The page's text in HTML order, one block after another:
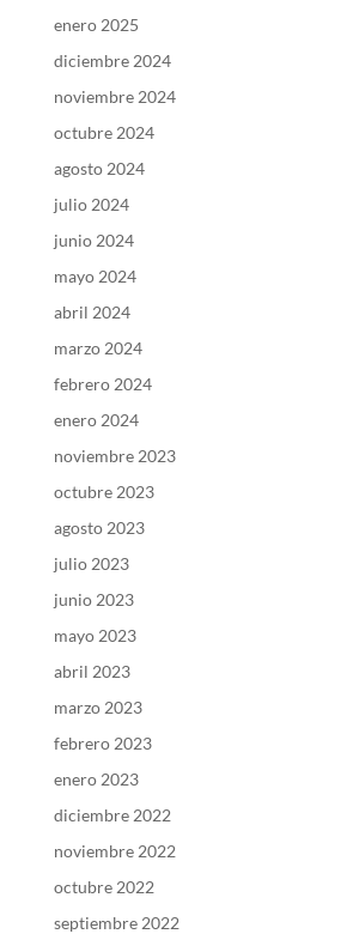
enero 2025
diciembre 2024
noviembre 2024
octubre 2024
agosto 2024
julio 2024
junio 2024
mayo 2024
abril 2024
marzo 2024
febrero 2024
enero 2024
noviembre 2023
octubre 2023
agosto 2023
julio 2023
junio 2023
mayo 2023
abril 2023
marzo 2023
febrero 2023
enero 2023
diciembre 2022
noviembre 2022
octubre 2022
septiembre 2022